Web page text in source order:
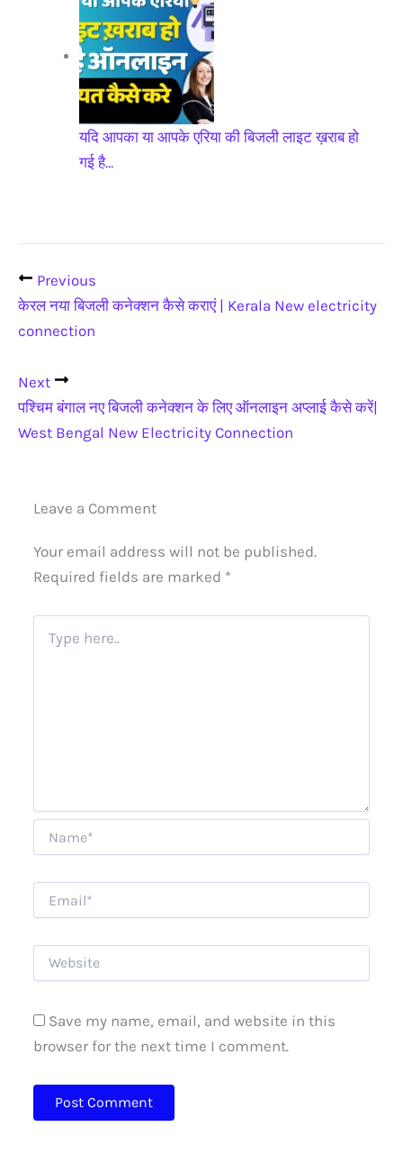
यदि आपका या आपके एरिया की बिजली लाइट ख़राब हो
गई है…
Previous
केरल नया बिजली कनेक्शन कैसे कराएं | Kerala New electricity
connection
Next
पश्चिम बंगाल नए बिजली कनेक्शन के लिए ऑनलाइन अप्लाई कैसे करें|
West Bengal New Electricity Connection
Leave a Comment
Your email address will not be published.
Required fields are marked *
Save my name, email, and website in this
browser for the next time I comment.